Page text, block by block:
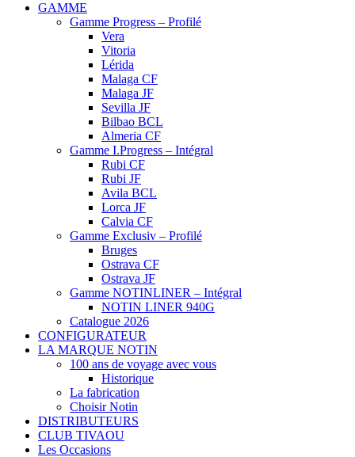
GAMME
Gamme Progress – Profilé
Vera
Vitoria
Lérida
Malaga CF
Malaga JF
Sevilla JF
Bilbao BCL
Almeria CF
Gamme I.Progress – Intégral
Rubi CF
Rubi JF
Avila BCL
Lorca JF
Calvia CF
Gamme Exclusiv – Profilé
Bruges
Ostrava CF
Ostrava JF
Gamme NOTINLINER – Intégral
NOTIN LINER 940G
Catalogue 2026
CONFIGURATEUR
LA MARQUE NOTIN
100 ans de voyage avec vous
Historique
La fabrication
Choisir Notin
DISTRIBUTEURS
CLUB TIVAOU
Les Occasions